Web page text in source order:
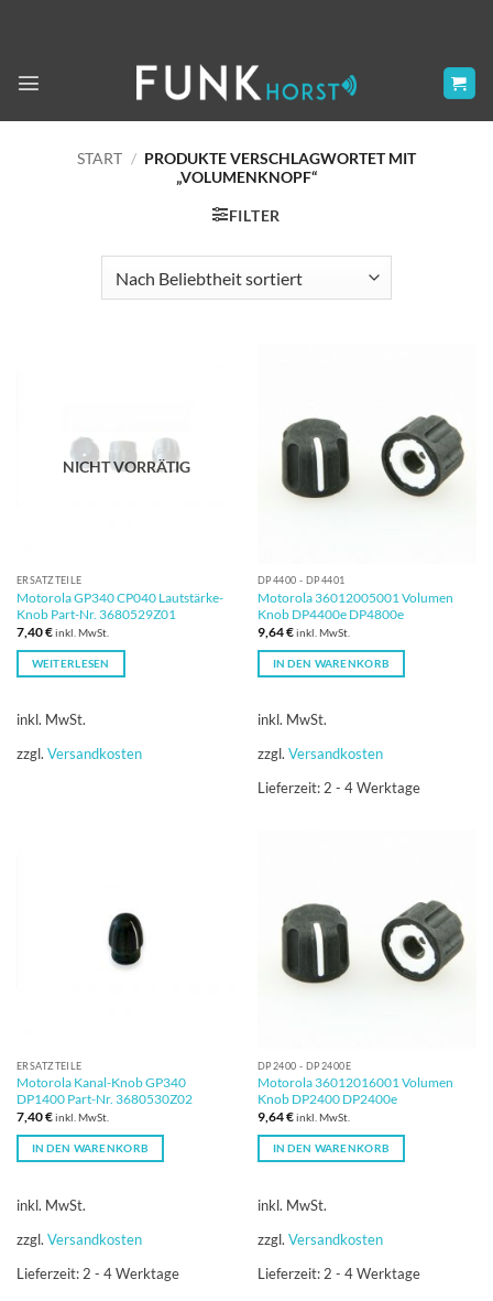
START / PRODUKTE VERSCHLAGWORTET MIT
„VOLUMENKNOPF“
FILTER
NICHT VORRÄTIG
ERSATZTEILE
Motorola GP340 CP040 Lautstärke-
Knob Part-Nr. 3680529Z01
7,40€inkl. MwSt.
WEITERLESEN
inkl. MwSt.
zzgl. Versandkosten
DP4400 - DP4401
Motorola 36012005001 Volumen
Knob DP4400e DP4800e
9,64€inkl. MwSt.
IN DEN WARENKORB
inkl. MwSt.
zzgl. Versandkosten
Lieferzeit:2 - 4 Werktage
ERSATZTEILE
Motorola Kanal-Knob GP340
DP1400 Part-Nr. 3680530Z02
7,40€inkl. MwSt.
IN DEN WARENKORB
inkl. MwSt.
zzgl. Versandkosten
Lieferzeit: 2 - 4 Werktage
DP2400 - DP2400E
Motorola 36012016001 Volumen
Knob DP2400 DP2400e
9,64€inkl. MwSt.
IN DEN WARENKORB
inkl. MwSt.
zzgl. Versandkosten
Lieferzeit: 2 - 4 Werktage